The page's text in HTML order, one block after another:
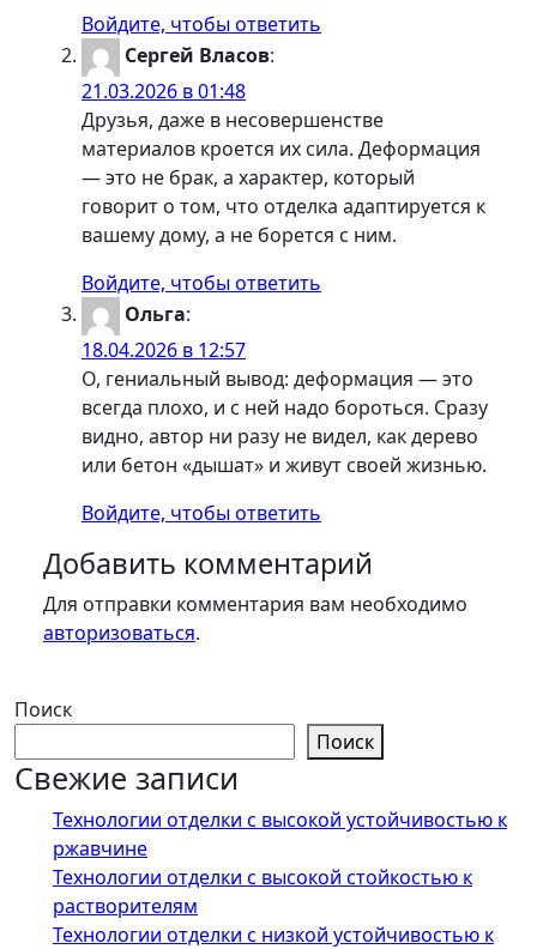
Войдите, чтобы ответить
Сергей Власов:
21.03.2026 в 01:48
Друзья, даже в несовершенстве
материалов кроется их сила. Деформация
— это не брак, а характер, который
говорит о том, что отделка адаптируется к
вашему дому, а не борется с ним.
Войдите, чтобы ответить
Ольга:
18.04.2026 в 12:57
О, гениальный вывод: деформация — это
всегда плохо, и с ней надо бороться. Сразу
видно, автор ни разу не видел, как дерево
или бетон «дышат» и живут своей жизнью.
Войдите, чтобы ответить
Добавить комментарий
Для отправки комментария вам необходимо
авторизоваться.
Поиск
Поиск
Свежие записи
Технологии отделки с высокой устойчивостью к
ржавчине
Технологии отделки с высокой стойкостью к
растворителям
Технологии отделки с низкой устойчивостью к